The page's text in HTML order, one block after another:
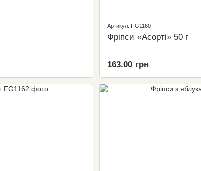
Артикул: FG1160
Фріпси «Асорті» 50 г
163.00 грн